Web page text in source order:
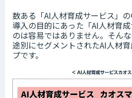
数ある「AI人材育成サービス」
導入の目的にあった「AI人材育
のは容易ではありません。そん
途別にセグメントされたAI人材
プです。